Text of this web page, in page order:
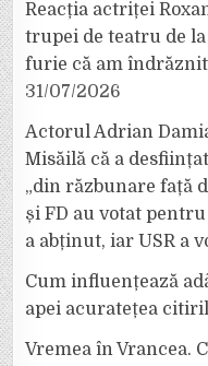
Reacția actriței
trupei de teatru de la
furie că am
31/07/2026
Actorul Adrian
Misăilă că a
„din răzbunare față
și FD au votat
a abținut, iar USR a
Cum influențează
apei acuratețea
Vremea în Vrancea.